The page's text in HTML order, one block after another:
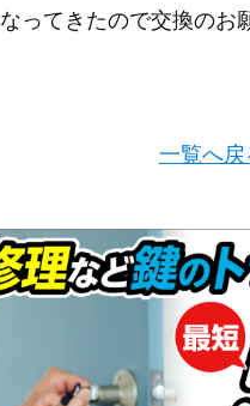
ってきたので交換の
一覧へ戻